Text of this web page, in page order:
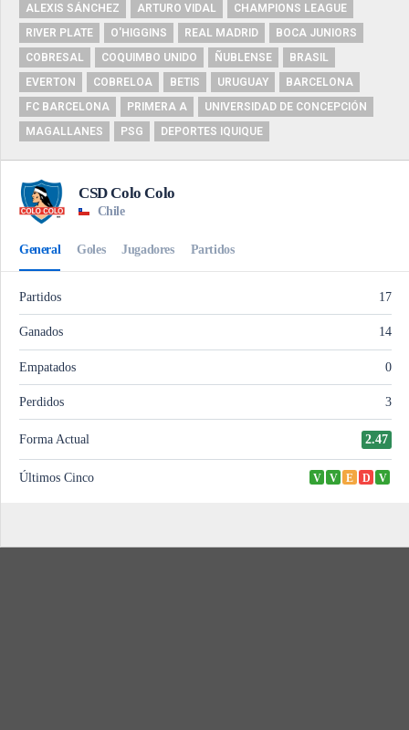
ALEXIS SÁNCHEZ
ARTURO VIDAL
CHAMPIONS LEAGUE
RIVER PLATE
O'HIGGINS REAL MADRID
BOCA JUNIORS
COBRESAL
COQUIMBO UNIDO ÑUBLENSE
BRASIL
EVERTON
COBRELOA BETIS URUGUAY
BARCELONA
FC BARCELONA
PRIMERA A
UNIVERSIDAD DE CONCEPCIÓN
MAGALLANES
PSG DEPORTES IQUIQUE